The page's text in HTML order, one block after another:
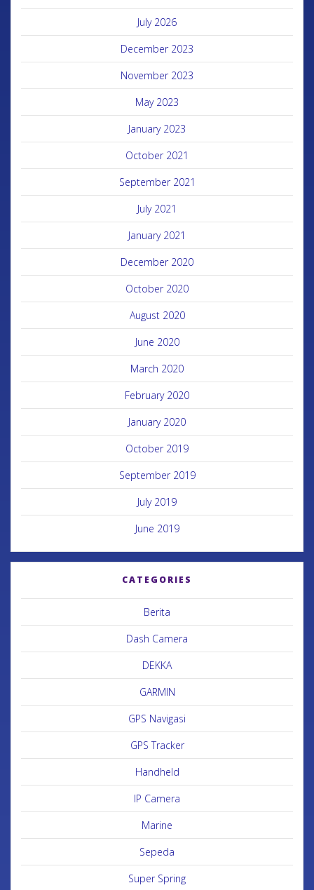
July 2026
December 2023
November 2023
May 2023
January 2023
October 2021
September 2021
July 2021
January 2021
December 2020
October 2020
August 2020
June 2020
March 2020
February 2020
January 2020
October 2019
September 2019
July 2019
June 2019
CATEGORIES
Berita
Dash Camera
DEKKA
GARMIN
GPS Navigasi
GPS Tracker
Handheld
IP Camera
Marine
Sepeda
Super Spring